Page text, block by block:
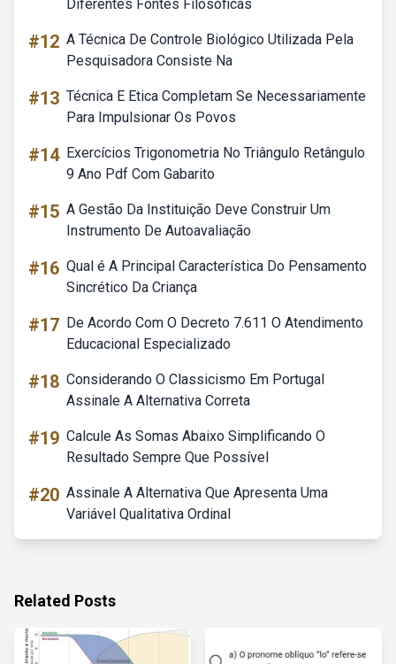
Diferentes Fontes Filosoficas
#12 A Técnica De Controle Biológico Utilizada Pela
Pesquisadora Consiste Na
#13 Técnica E Etica Completam Se Necessariamente
Para Impulsionar Os Povos
#14 Exercícios Trigonometria No Triângulo Retângulo
9 Ano Pdf Com Gabarito
#15 A Gestão Da Instituição Deve Construir Um
Instrumento De Autoavaliação
#16 Qual é A Principal Característica Do Pensamento
Sincrético Da Criança
#17 De Acordo Com O Decreto 7.611 O Atendimento
Educacional Especializado
#18 Considerando O Classicismo Em Portugal
Assinale A Alternativa Correta
#19 Calcule As Somas Abaixo Simplificando O
Resultado Sempre Que Possível
#20 Assinale A Alternativa Que Apresenta Uma
Variável Qualitativa Ordinal
Related Posts